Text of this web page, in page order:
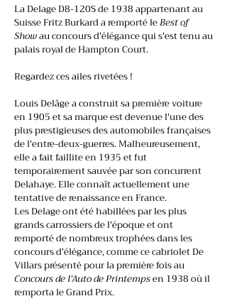
La Delage D8-120S de 1938 appartenant au
Suisse Fritz Burkard a remporté leBest of
Showau concours d'élégance qui s'est tenu au
palais royal de Hampton Court.
Regardez ces ailes rivetées !
Louis Delâge a construit sa première voiture
en 1905 et sa marque est devenue l'une des
plus prestigieuses des automobiles françaises
de l'entre-deux-guerres. Malheureusement,
elle a fait faillite en 1935 et fut
temporairement sauvée par son concurrent
Delahaye. Elle connaît actuellement une
tentative de renaissance en France.
Les Delage ont été habillées par les plus
grands carrossiers de l'époque et ont
remporté de nombreux trophées dans les
concours d'élégance, comme ce cabriolet De
Villars présenté pour la première fois au
Concours de l'Auto de Printempsen 1938 où il
remporta le Grand Prix.